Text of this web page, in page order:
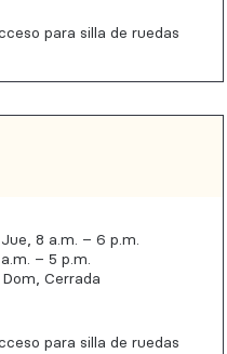
para silla de ruedas
8 a.m. – 6 p.m.
– 5 p.m.
Cerrada
para silla de ruedas